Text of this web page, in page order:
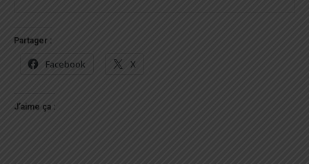
Partager :
Facebook X
J’aime ça :